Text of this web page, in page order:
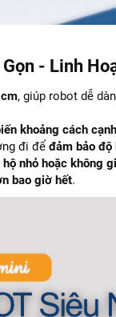
- Linh
, giúp robot dễ
khoảng cách cạnh
đi đểđảm bảo độ
hộ nhỏ hoặc không
bao giờ hết.